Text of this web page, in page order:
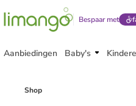
Bespaar met
Aanbiedingen Baby's
Shop